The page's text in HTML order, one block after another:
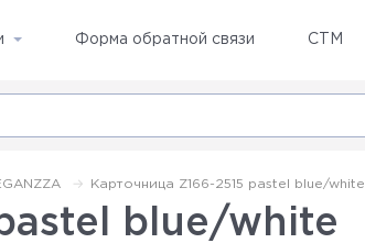
Форма обратной связи СТМ
Карточница Z166-2515 pastel blue/white
blue/white